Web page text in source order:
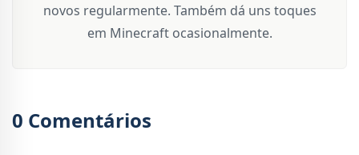
novos regularmente. Também dá uns toques
em Minecraft ocasionalmente.
0 Comentários